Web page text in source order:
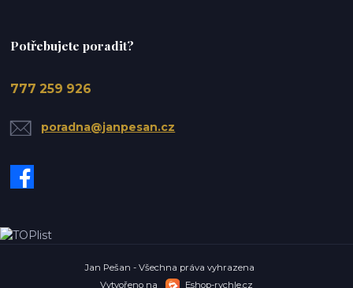
Potřebujete poradit?
777 259 926
poradna@janpesan.cz
Jan Pešan - Všechna práva vyhrazena
Vytvořeno na
Eshop-rychle.cz